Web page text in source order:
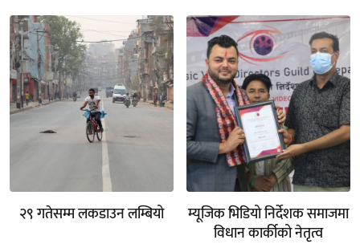
२९ गतेसम्म लकडाउन लम्बियो
म्यूजिक भिडियो निर्देशक समाजमा
विधान कार्कीको नेतृत्व